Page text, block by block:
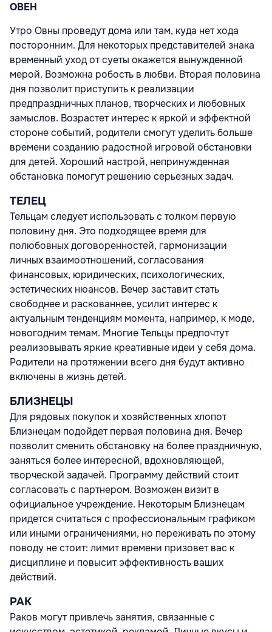
ОВЕН
Утро Овны проведут дома или там, куда нет хода
посторонним. Для некоторых представителей знака
временный уход от суеты окажется вынужденной
мерой. Возможна робость в любви. Вторая половина
дня позволит приступить к реализации
предпраздничных планов, творческих и любовных
замыслов. Возрастет интерес к яркой и эффектной
стороне событий, родители смогут уделить больше
времени созданию радостной игровой обстановки
для детей. Хороший настрой, непринужденная
обстановка помогут решению серьезных задач.
ТЕЛЕЦ
Тельцам следует использовать с толком первую
половину дня. Это подходящее время для
полюбовных договоренностей, гармонизации
личных взаимоотношений, согласования
финансовых, юридических, психологических,
эстетических нюансов. Вечер заставит стать
свободнее и раскованнее, усилит интерес к
актуальным тенденциям момента, например, к моде,
новогодним темам. Многие Тельцы предпочтут
реализовывать яркие креативные идеи у себя дома.
Родители на протяжении всего дня будут активно
включены в жизнь детей.
БЛИЗНЕЦЫ
Для рядовых покупок и хозяйственных хлопот
Близнецам подойдет первая половина дня. Вечер
позволит сменить обстановку на более праздничную,
заняться более интересной, вдохновляющей,
творческой задачей. Программу действий стоит
согласовать с партнером. Возможен визит в
официальное учреждение. Некоторым Близнецам
придется считаться с профессиональным графиком
или иными ограничениями, но переживать по этому
поводу не стоит: лимит времени призовет вас к
дисциплине и повысит эффективность ваших
действий.
РАК
Раков могут привлечь занятия, связанные с